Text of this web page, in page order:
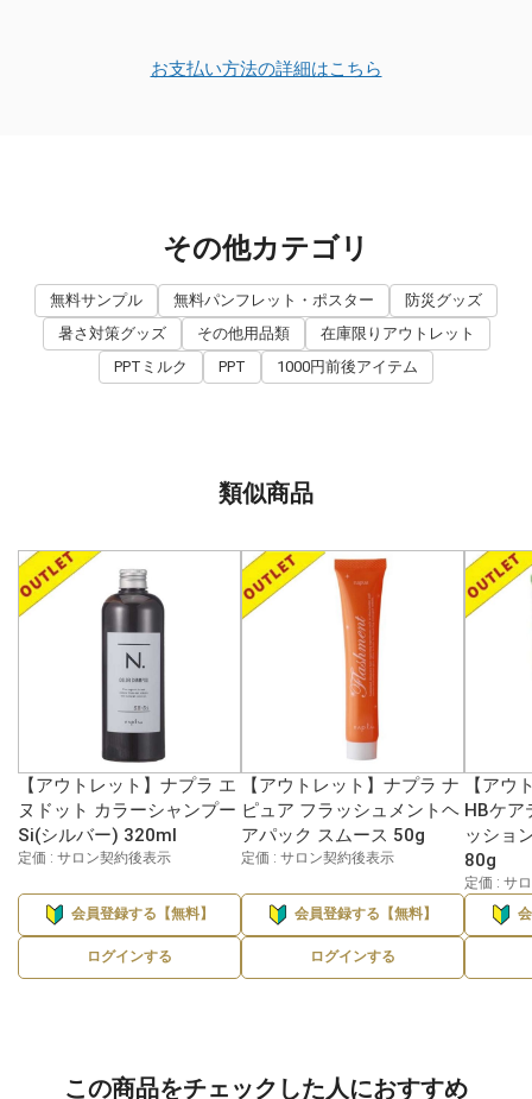
お支払い方法の詳細はこちら
その他カテゴリ
無料サンプル 無料パンフレット・ポスター
防災グッズ
暑さ対策グッズ
その他用品類
在庫限りアウトレット
PPTミルク
PPT 1000円前後アイテム
類似商品
【アウトレット】ナプラ エ
ヌドット カラーシャンプー
Si(シルバー) 320ml
定価 : サロン契約後表示
会員登録する【無料】
ログインする
【アウトレット】ナプラ ナ
ピュア フラッシュメントヘ
アパック スムース 50g
定価 : サロン契約後表示
会員登録する【無料】
ログインする
【アウ
HBケア
ッショ
80g
定価 : サ
この商品をチェックした人におすすめ